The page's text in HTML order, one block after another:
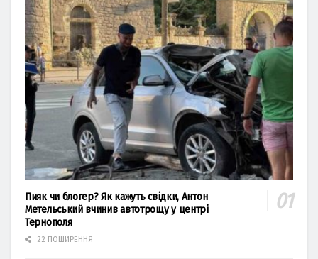
Пияк чи блогер? Як кажуть свідки, Антон
Метельський вчинив автотрощу у центрі
Тернополя
22 ПОШИРЕННЯ